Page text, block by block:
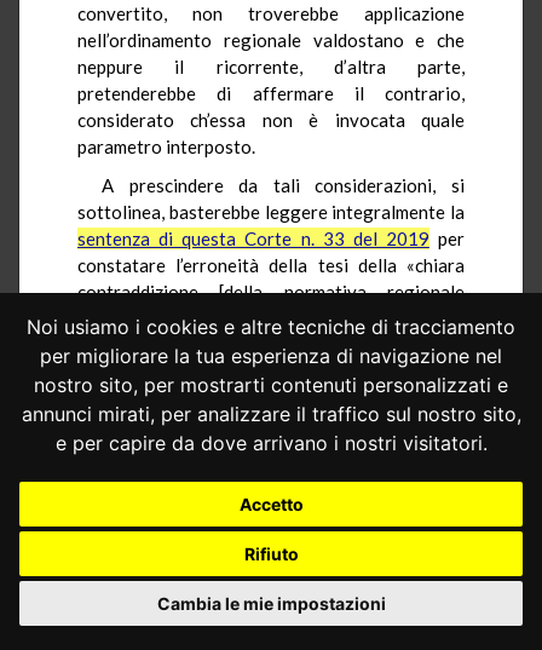
Noi usiamo i cookies e altre tecniche di tracciamento
per migliorare la tua esperienza di navigazione nel
nostro sito, per mostrarti contenuti personalizzati e
annunci mirati, per analizzare il traffico sul nostro sito,
e per capire da dove arrivano i nostri visitatori.
Accetto
Rifiuto
Cambia le mie impostazioni
convertito, non troverebbe applicazione
nell’ordinamento regionale valdostano e che
neppure il ricorrente, d’altra parte,
pretenderebbe di affermare il contrario,
considerato ch’essa non è invocata quale
parametro interposto.
A prescindere da tali considerazioni, si
sottolinea, basterebbe leggere integralmente la
sentenza di questa Corte n. 33 del 2019 per
constatare l’erroneità della tesi della «chiara
contraddizione [della normativa regionale
sottoposta a censura] con i principi di diritto»
affermati da questa Corte in quella pronuncia.
Infatti, oltre all’inciso presente nel
dispositivo della declaratoria di illegittimità
costituzionale dell’art. 14, comma 28, del d.l. n.
obbligati e non», lasentenza n. 33 del 2019
dopo aver argomentato le ragioni della rilevata
legislativa scrutinata – nel medesimo punto 7.5.
del Considerato in diritto si farebbe